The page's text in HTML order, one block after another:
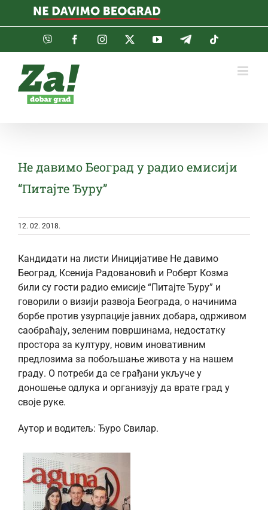
Viber FacebookInstagramTwitterYouTubeTelegram
Не давимо Београд у радио емисији
“Питајте Ђуру”
12. 02. 2018.
Кандидати на листи Иницијативе Не давимо
Београд, Ксенија Радовановић и Роберт Козма
били су гости радио емисије “Питајте Ђуру” и
говорили о визији развоја Београда, о начинима
борбе против узурпације јавних добара, одрживом
саобраћају, зеленим површинама, недостатку
простора за културу, новим иновативним
предлозима за побољшање живота у на нашем
граду. О потреби да се грађани укључе у
доношење одлука и организују да врате град у
своје руке.
Аутор и водитељ: Ђуро Свилар.